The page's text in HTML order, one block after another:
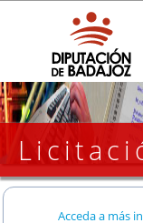
Acceda a más